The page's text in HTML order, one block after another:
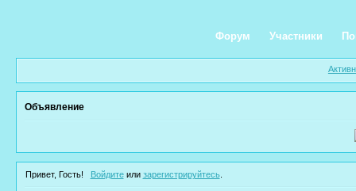
Форум Участники
Объявление
Привет, Гость! Войдитеили зарегистрируйтесь.